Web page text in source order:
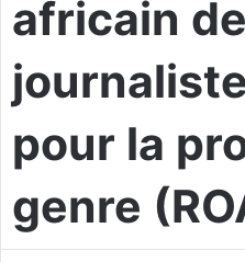
africain
pour la
genre